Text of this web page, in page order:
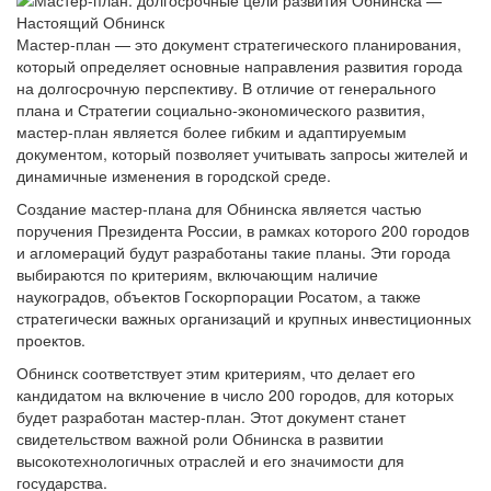
Мастер-план — это документ стратегического планирования,
который определяет основные направления развития города
на долгосрочную перспективу. В отличие от генерального
плана и Стратегии социально-экономического развития,
мастер-план является более гибким и адаптируемым
документом, который позволяет учитывать запросы жителей и
динамичные изменения в городской среде.
Создание мастер-плана для Обнинска является частью
поручения Президента России, в рамках которого 200 городов
и агломераций будут разработаны такие планы. Эти города
выбираются по критериям, включающим наличие
наукоградов, объектов Госкорпорации Росатом, а также
стратегически важных организаций и крупных инвестиционных
проектов.
Обнинск соответствует этим критериям, что делает его
кандидатом на включение в число 200 городов, для которых
будет разработан мастер-план. Этот документ станет
свидетельством важной роли Обнинска в развитии
высокотехнологичных отраслей и его значимости для
государства.